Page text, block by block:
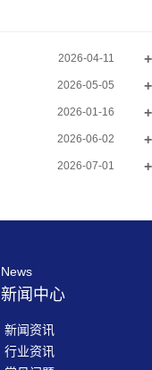
2026-04-11
2026-05-05
2026-01-16
2026-06-02
2026-07-01
News
新闻中心
新闻资讯
行业资讯